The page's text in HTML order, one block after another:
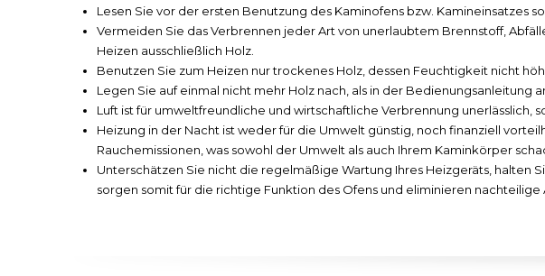
Lesen Sie vor der ersten Benutzung des Kaminofens bzw. Kamineinsatzes
Vermeiden Sie das Verbrennen jeder Art von unerlaubtem Brennstoff,
Heizen ausschließlich Holz.
Benutzen Sie zum Heizen nur trockenes Holz, dessen Feuchtigkeit nicht
Legen Sie auf einmal nicht mehr Holz nach, als in der
Luft ist für umweltfreundliche und wirtschaftliche Verbrennung unerlässlich,
Heizung in der Nacht ist weder für die Umwelt günstig, noch finanziell
Rauchemissionen, was sowohl der Umwelt als auch Ihrem Kaminkörper
Unterschätzen Sie nicht die regelmäßige Wartung Ihres Heizgeräts, halten
sorgen somit für die richtige Funktion des Ofens und eliminieren nachteilige